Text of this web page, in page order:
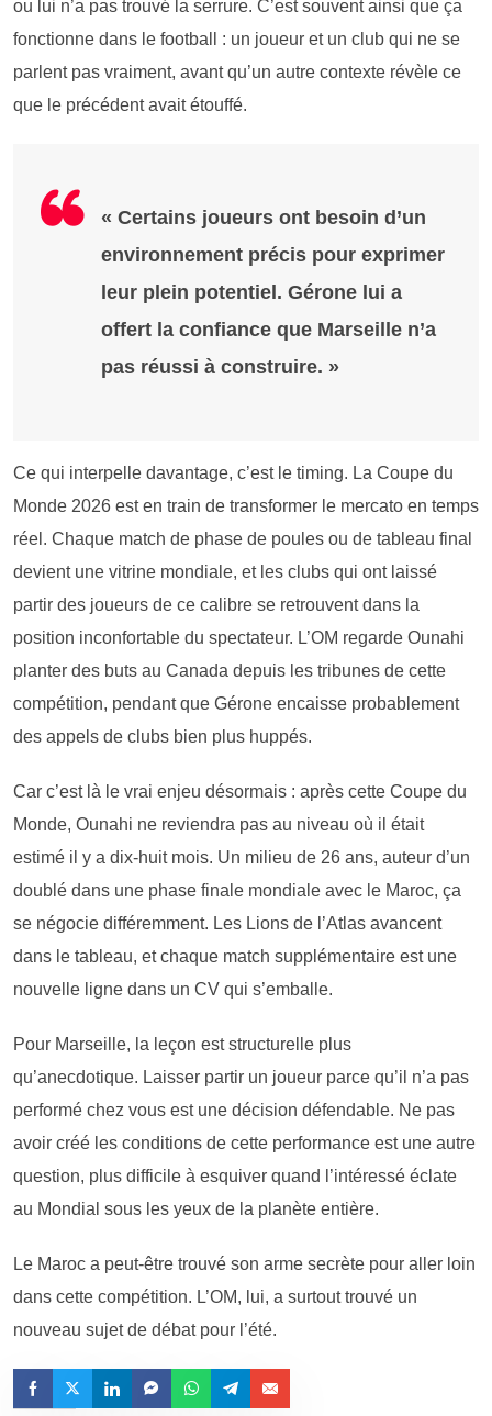
ou lui n’a pas trouvé la serrure. C’est souvent ainsi que ça
fonctionne dans le football : un joueur et un club qui ne se
parlent pas vraiment, avant qu’un autre contexte révèle ce
que le précédent avait étouffé.
« Certains joueurs ont besoin d’un
environnement précis pour exprimer
leur plein potentiel. Gérone lui a
offert la confiance que Marseille n’a
pas réussi à construire. »
Ce qui interpelle davantage, c’est le timing. La Coupe du
Monde 2026 est en train de transformer le mercato en temps
réel. Chaque match de phase de poules ou de tableau final
devient une vitrine mondiale, et les clubs qui ont laissé
partir des joueurs de ce calibre se retrouvent dans la
position inconfortable du spectateur. L’OM regarde Ounahi
planter des buts au Canada depuis les tribunes de cette
compétition, pendant que Gérone encaisse probablement
des appels de clubs bien plus huppés.
Car c’est là le vrai enjeu désormais : après cette Coupe du
Monde, Ounahi ne reviendra pas au niveau où il était
estimé il y a dix-huit mois. Un milieu de 26 ans, auteur d’un
doublé dans une phase finale mondiale avec le Maroc, ça
se négocie différemment. Les Lions de l’Atlas avancent
dans le tableau, et chaque match supplémentaire est une
nouvelle ligne dans un CV qui s’emballe.
Pour Marseille, la leçon est structurelle plus
qu’anecdotique. Laisser partir un joueur parce qu’il n’a pas
performé chez vous est une décision défendable. Ne pas
avoir créé les conditions de cette performance est une autre
question, plus difficile à esquiver quand l’intéressé éclate
au Mondial sous les yeux de la planète entière.
Le Maroc a peut-être trouvé son arme secrète pour aller loin
dans cette compétition. L’OM, lui, a surtout trouvé un
nouveau sujet de débat pour l’été.